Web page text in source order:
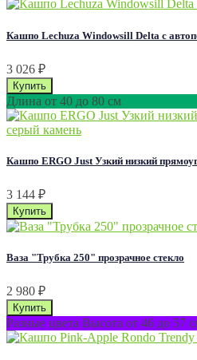
Кашпо Lechuza Windowsill Delta с
3 026 ₽
Длина от 40 до 80 см
Кашпо ERGO Just Узкий низкий
3 144 ₽
Ваза "Трубка 250" прозрачное стекло
2 980 ₽
Разные цвета Высота от 46 до 57